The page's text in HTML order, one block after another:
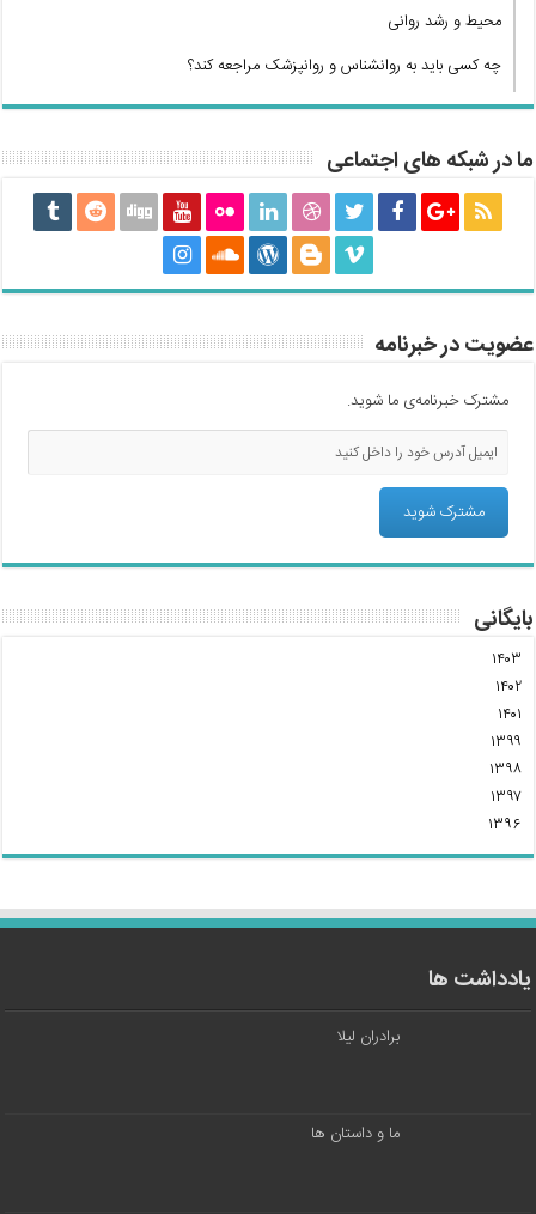
محیط و رشد روانی
چه کسی باید به روانشناس و روانپزشک مراجعه کند؟
ما در شبکه های اجتماعی
عضویت در خبرنامه
مشترک خبرنامه‌ی ما شوید.
بایگانی
۱۴۰۳
۱۴۰۲
۱۴۰۱
۱۳۹۹
۱۳۹۸
۱۳۹۷
۱۳۹۶
یادداشت ها
برادران لیلا
ما و داستان ها